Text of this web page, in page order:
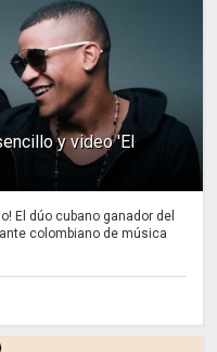
y video 'El
El dúo cubano ganador del
colombiano de música